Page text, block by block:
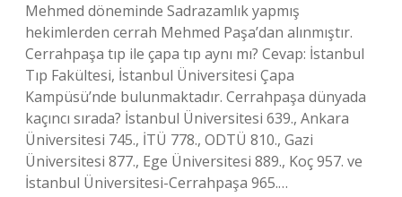
Mehmed döneminde Sadrazamlık yapmış
hekimlerden cerrah Mehmed Paşa’dan alınmıştır.
Cerrahpaşa tıp ile çapa tıp aynı mı? Cevap: İstanbul
Tıp Fakültesi, İstanbul Üniversitesi Çapa
Kampüsü’nde bulunmaktadır. Cerrahpaşa dünyada
kaçıncı sırada? İstanbul Üniversitesi 639., Ankara
Üniversitesi 745., İTÜ 778., ODTÜ 810., Gazi
Üniversitesi 877., Ege Üniversitesi 889., Koç 957. ve
İstanbul Üniversitesi-Cerrahpaşa 965.…